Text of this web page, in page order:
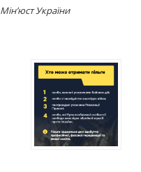
Мін’юст України